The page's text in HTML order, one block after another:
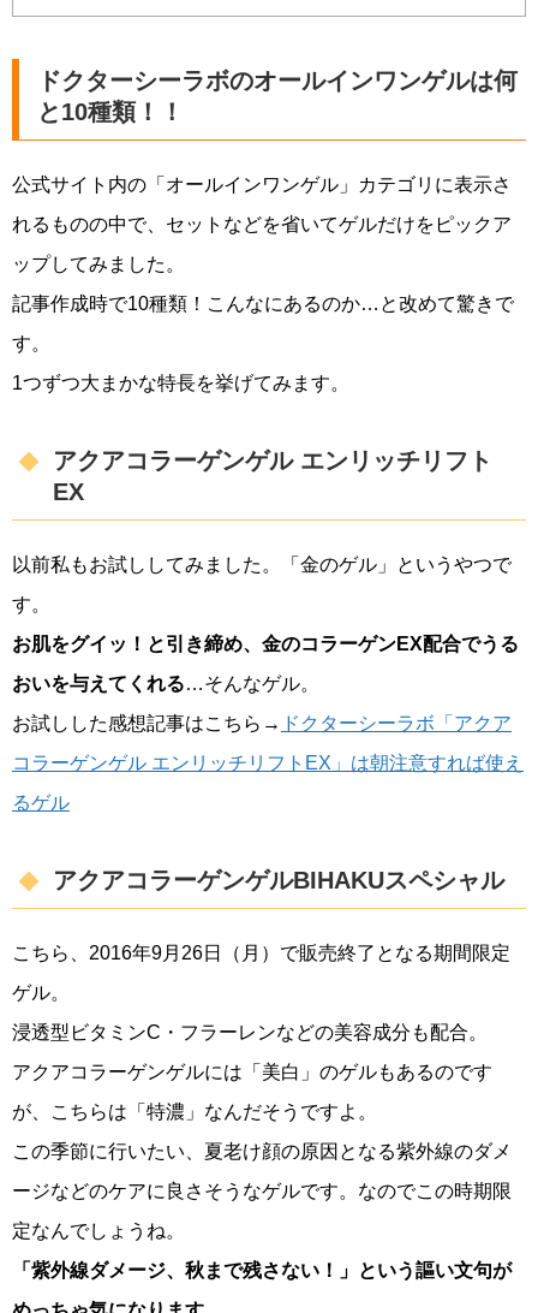
ドクターシーラボのオールインワンゲルは何
と10種類！！
公式サイト内の「オールインワンゲル」カテゴリに表示さ
れるものの中で、セットなどを省いてゲルだけをピックア
ップしてみました。
記事作成時で10種類！こんなにあるのか…と改めて驚きで
す。
1つずつ大まかな特長を挙げてみます。
アクアコラーゲンゲル エンリッチリフト
EX
以前私もお試ししてみました。「金のゲル」というやつで
す。
お肌をグイッ！と引き締め、金のコラーゲンEX配合でうる
おいを与えてくれる…そんなゲル。
お試しした感想記事はこちら→ ドクターシーラボ「アクア
コラーゲンゲル エンリッチリフトEX」は朝注意すれば使え
るゲル
アクアコラーゲンゲルBIHAKUスペシャル
こちら、2016年9月26日（月）で販売終了となる期間限定
ゲル。
浸透型ビタミンC・フラーレンなどの美容成分も配合。
アクアコラーゲンゲルには「美白」のゲルもあるのです
が、こちらは「特濃」なんだそうですよ。
この季節に行いたい、夏老け顔の原因となる紫外線のダメ
ージなどのケアに良さそうなゲルです。なのでこの時期限
定なんでしょうね。
「紫外線ダメージ、秋まで残さない！」という謳い文句が